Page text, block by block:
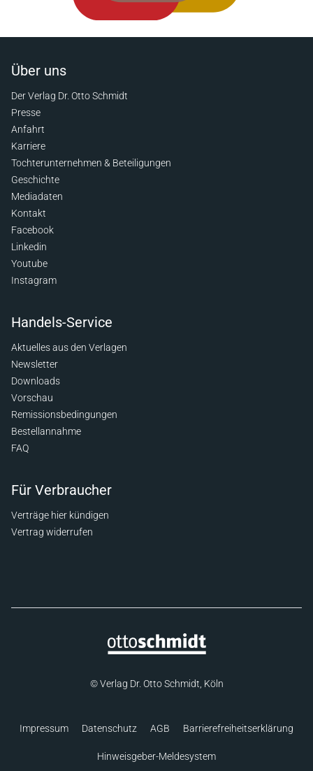
Über uns
Der Verlag Dr. Otto Schmidt
Presse
Anfahrt
Karriere
Tochterunternehmen & Beteiligungen
Geschichte
Mediadaten
Kontakt
Facebook
Linkedin
Youtube
Instagram
Handels-Service
Aktuelles aus den Verlagen
Newsletter
Downloads
Vorschau
Remissionsbedingungen
Bestellannahme
FAQ
Für Verbraucher
Verträge hier kündigen
Vertrag widerrufen
© Verlag Dr. Otto Schmidt, Köln
Impressum Datenschutz AGB Barrierefreiheitserklärung
Hinweisgeber-Meldesystem